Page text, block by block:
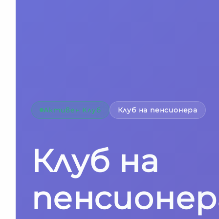
Активен Клуб Клуб на пенсионера
Клуб на